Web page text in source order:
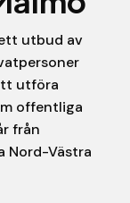
utbud av
utföra
offentliga
från
Nord-Västra